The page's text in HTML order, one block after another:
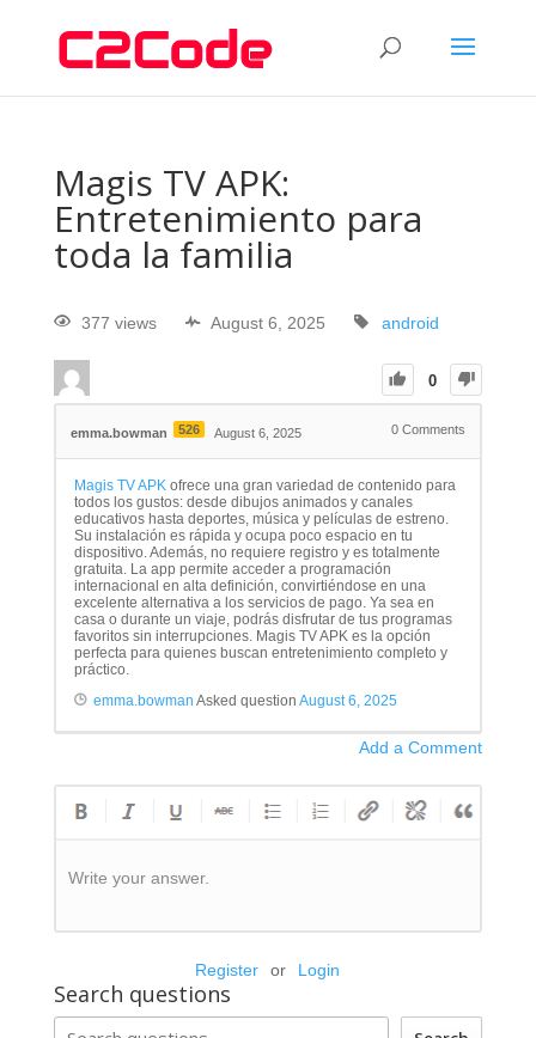
Magis TV APK:
Entretenimiento para
toda la familia
377 views August 6, 2025 android
0
emma.bowman 526 August 6, 2025 0 Comments
Magis TV APKofrece una gran variedad de contenido para
todos los gustos: desde dibujos animados y canales
educativos hasta deportes, música y películas de estreno.
Su instalación es rápida y ocupa poco espacio en tu
dispositivo. Además, no requiere registro y es totalmente
gratuita. La app permite acceder a programación
internacional en alta definición, convirtiéndose en una
excelente alternativa a los servicios de pago. Ya sea en
casa o durante un viaje, podrás disfrutar de tus programas
favoritos sin interrupciones. Magis TV APK es la opción
perfecta para quienes buscan entretenimiento completo y
práctico.
emma.bowman Asked question August 6, 2025
Add a Comment
Write your answer.
Register or Login
Search questions